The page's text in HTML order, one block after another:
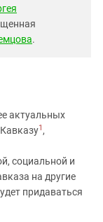
.
актуальных
1 ,
социальной и
на другие
придаваться